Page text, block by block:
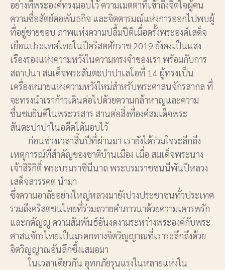
อย่างที่พระองค์ทรงมอบไว้ ความเมตตาที่เข้าถึงจิตใจผู้คน
ความซื่อสัตย์ต่อพันธกิจ และจิตตารมณ์แห่งการออกไปพบผู้
ที่อยู่ชายขอบ ภาพแห่งความปลื้มปีติเมื่อครั้งพระองค์เสด็จ
เยือนประเทศไทยในปีคริสตศักราช 2019 ยังคงเป็นแสง
เรืองรองแห่งความหวังในความทรงจำของเรา พร้อมกับการ
สถาปนา สมเด็จพระสันตะปาปาเลโอที่ 14 ผู้ทรงเป็น
เครื่องหมายแห่งความหวังใหม่สำหรับพระศาสนจักรสากล ที่
จะทรงนำเราก้าวเดินต่อไปด้วยความกล้าหาญและความ
ชื่นชมยินดีในพระวรสาร สานต่อสิ่งที่องค์สมเด็จพระ
สันตะปาปาในอดีตได้มอบไว้
ก่อนช่วงเวลาสิ้นปีที่ผ่านมา เรายังได้ร่วมใจระลึกถึง
เหตุการณ์ที่สำคัญของชาติบ้านเมือง เมื่อ สมเด็จพระนาง
เจ้าสิริกิติ์ พระบรมราชินีนาถ พระบรมราชชนนีพันปีหลวง
เสด็จสวรรคต นำมา
ซึ่งความอาลัยอย่างใหญ่หลวงมายังปวงประชาชนทั่วประเทศ
รวมถึงคริสตชนไทยที่ร่วมถวายคำภาวนาด้วยความเคารพรัก
และกตัญญู ความสัมพันธ์อันงดงามระหว่างพระองค์กับพระ
ศาสนจักรไทยเป็นมรดกทางจิตวิญญาณที่เราระลึกถึงด้วย
จิตวิญญาณอันลึกซึ้งเสมอมา
ในเวลาเดียวกัน อุทกภัยรุนแรงในหลายแห่งใน